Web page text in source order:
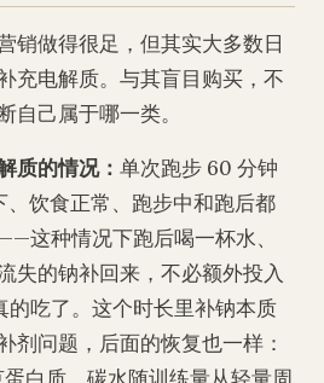
销做得很足，但其实大多数日
充电解质。与其盲目购买，不
自己属于哪一类。
质的情况： 单次跑步 60 分钟
、饮食正常、跑步中和跑后都
这种情况下跑后喝一杯水、
失的钠补回来，不必额外投入
吃了。这个时长里补钠本质
剂问题，后面的恢复也一样：